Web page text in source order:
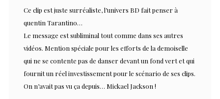
Ce clip est juste surréaliste, l’univers BD fait penser à
quentin Tarantino…
Le message est subliminal tout comme dans ses autres
vidéos. Mention spéciale pour les efforts de la demoiselle
qui ne se contente pas de danser devant un fond vert et qui
fournit un réel investissement pour le scénario de ses clips.
On n’avait pas vu ça depuis… Mickael Jackson !